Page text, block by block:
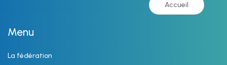
Accueil
Menu
La fédération